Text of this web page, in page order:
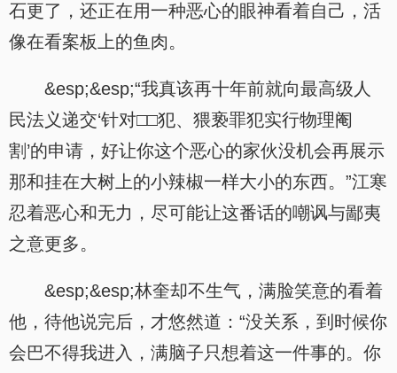
石更了，还正在用一种恶心的眼神看着自己，活
像在看案板上的鱼肉。
&esp;&esp;“我真该再十年前就向最高级人
民法义递交‘针对□□犯、猥亵罪犯实行物理阉
割’的申请，好让你这个恶心的家伙没机会再展示
那和挂在大树上的小辣椒一样大小的东西。”江寒
忍着恶心和无力，尽可能让这番话的嘲讽与鄙夷
之意更多。
&esp;&esp;林奎却不生气，满脸笑意的看着
他，待他说完后，才悠然道：“没关系，到时候你
会巴不得我进入，满脑子只想着这一件事的。你